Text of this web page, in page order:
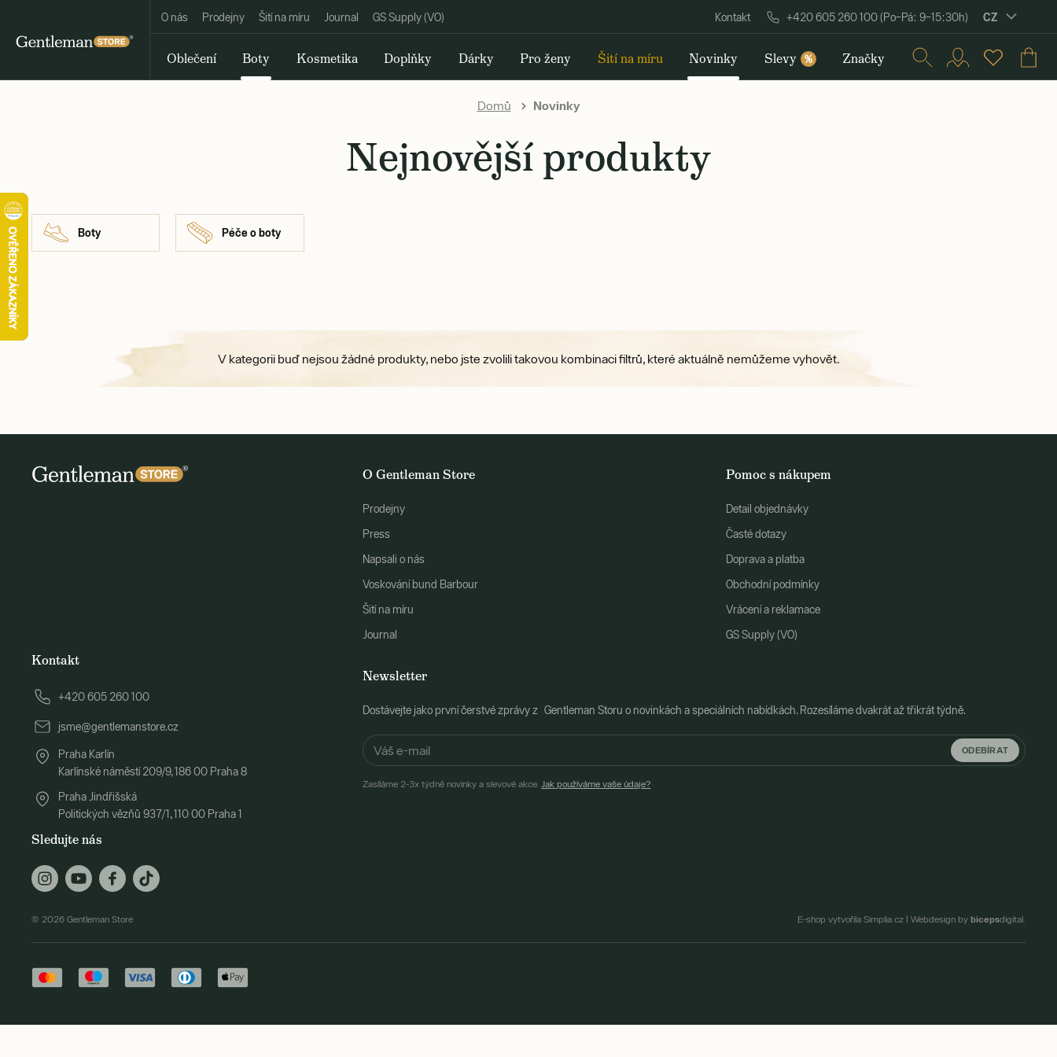
O nás Prodejny Šití na míru Journal GS Supply (VO) Kontakt +420 605 260 100 (Po–Pá: 9–15:30h) CZ
Oblečení Boty Kosmetika Doplňky Dárky Pro ženy Šití na míru Novinky Slevy % Značky
Domů Novinky
Nejnovější produkty
Boty Péče o boty
V kategorii buď nejsou žádné produkty, nebo jste zvolili takovou kombinaci filtrů, které aktuálně nemůžeme vyhovět.
O Gentleman Store
Prodejny
Press
Napsali o nás
Voskování bund Barbour
Šití na míru
Journal
Pomoc s nákupem
Detail objednávky
Časté dotazy
Doprava a platba
Obchodní podmínky
Vrácení a reklamace
GS Supply (VO)
Newsletter
Dostávejte jako první čerstvé zprávy z Gentleman Storu o novinkách a speciálních nabídkách. Rozesíláme dvakrát až třikrát týdně.
ODEBÍRAT
Zasíláme 2-3x týdně novinky a slevové akce.Jak používáme vaše údaje?
Kontakt
+420 605 260 100
jsme@gentlemanstore.cz
Praha Karlín
Karlínské náměstí 209/9, 186 00 Praha 8
Praha Jindřišská
Politických vězňů 937/1, 110 00 Praha 1
Sledujte nás
© 2026 Gentleman Store E-shop vytvořila Simplia.cz | Webdesign by bicepsdigital.